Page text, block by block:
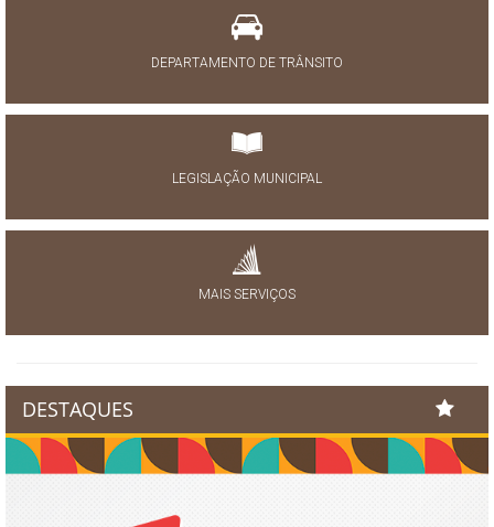
DEPARTAMENTO DE TRÂNSITO
LEGISLAÇÃO MUNICIPAL
MAIS SERVIÇOS
DESTAQUES